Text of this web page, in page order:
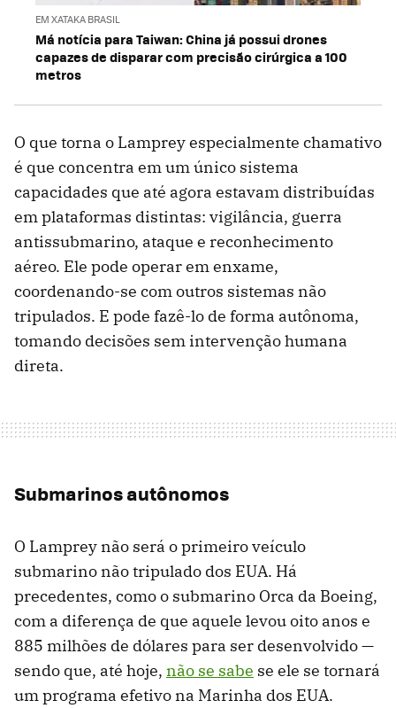
EM XATAKA BRASIL
Má notícia para Taiwan: China já possui drones
capazes de disparar com precisão cirúrgica a 100
metros
O que torna o Lamprey especialmente chamativo
é que concentra em um único sistema
capacidades que até agora estavam distribuídas
em plataformas distintas: vigilância, guerra
antissubmarino, ataque e reconhecimento
aéreo. Ele pode operar em enxame,
coordenando-se com outros sistemas não
tripulados. E pode fazê-lo de forma autônoma,
tomando decisões sem intervenção humana
direta.
Submarinos autônomos
O Lamprey não será o primeiro veículo
submarino não tripulado dos EUA. Há
precedentes, como o submarino Orca da Boeing,
com a diferença de que aquele levou oito anos e
885 milhões de dólares para ser desenvolvido —
sendo que, até hoje, não se sabe se ele se tornará
um programa efetivo na Marinha dos EUA.